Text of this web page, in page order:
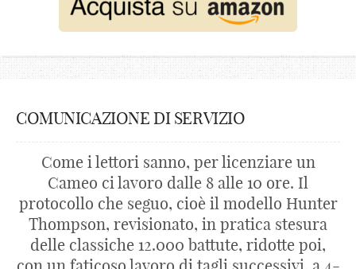
COMUNICAZIONE DI SERVIZIO
Come i lettori sanno, per licenziare un
Cameo ci lavoro dalle 8 alle 10 ore. Il
protocollo che seguo, cioè il modello Hunter
Thompson, revisionato, in pratica stesura
delle classiche 12.000 battute, ridotte poi,